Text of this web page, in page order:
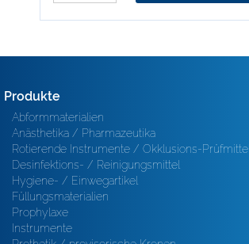
Produkte
Abformmaterialien
Anästhetika / Pharmazeutika
Rotierende Instrumente / Okklusions-Prüfmittel
Desinfektions- / Reinigungsmittel
Hygiene- / Einwegartikel
Füllungsmaterialien
Prophylaxe
Instrumente